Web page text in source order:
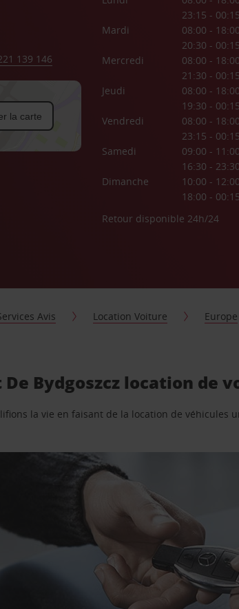
139 146
la carte
23:15 - 00:15
Mardi
08:00 - 18:00
20:30 - 00:15
Mercredi
08:00 - 18:00
21:30 - 00:15
Jeudi
08:00 - 18:00
19:30 - 00:15
Vendredi
08:00 - 18:00
23:15 - 00:15
Samedi
09:00 - 11:00
16:30 - 23:30
Dimanche
10:00 - 12:00
18:00 - 00:15
Retour disponible 24h/24
Avis Location Voiture Europe
Bydgoszcz location de
la vie en faisant de la location de